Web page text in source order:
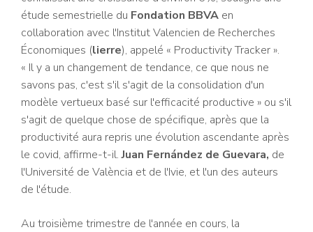
étude semestrielle du Fondation BBVA en
collaboration avec l'Institut Valencien de Recherches
Économiques (lierre), appelé « Productivity Tracker ».
« Il y a un changement de tendance, ce que nous ne
savons pas, c'est s'il s'agit de la consolidation d'un
modèle vertueux basé sur l'efficacité productive » ou s'il
s'agit de quelque chose de spécifique, après que la
productivité aura repris une évolution ascendante après
le covid, affirme-t-il.Juan Fernández de Guevara, de
l'Université de València et de l'Ivie, et l'un des auteurs
de l'étude.
Au troisième trimestre de l'année en cours, la